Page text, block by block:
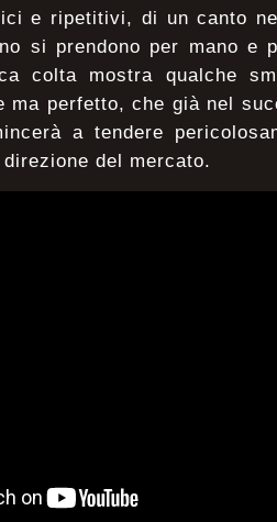
e ripetitivi, di un canto
si prendono per mano e
colta mostra qualche
ma perfetto, che già nel
a tendere
del mercato.